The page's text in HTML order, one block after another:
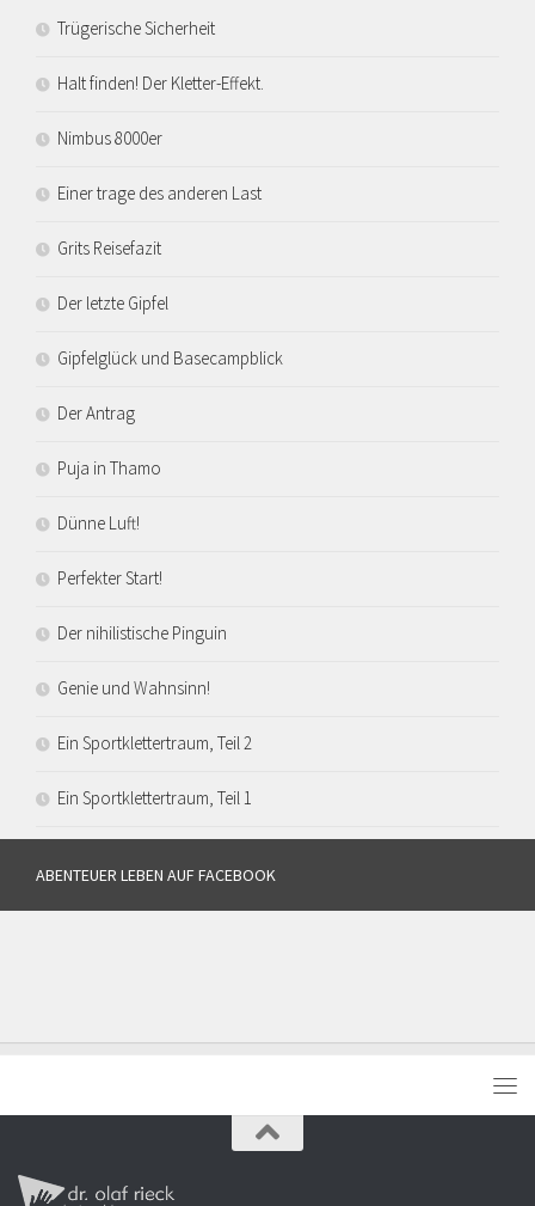
Trügerische Sicherheit
Halt finden! Der Kletter-Effekt.
Nimbus 8000er
Einer trage des anderen Last
Grits Reisefazit
Der letzte Gipfel
Gipfelglück und Basecampblick
Der Antrag
Puja in Thamo
Dünne Luft!
Perfekter Start!
Der nihilistische Pinguin
Genie und Wahnsinn!
Ein Sportklettertraum, Teil 2
Ein Sportklettertraum, Teil 1
ABENTEUER LEBEN AUF FACEBOOK